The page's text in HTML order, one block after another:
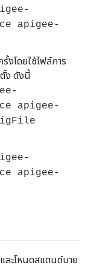
apigee-
งโดยใช้ไฟล์การ
ง ดังนี้
apigee-
apigee-
ละโหนดสแตนด์บาย